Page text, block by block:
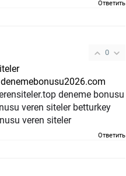
Ответить
0
deneme bonusu
veren siteler betturkey
veren siteler
Ответить